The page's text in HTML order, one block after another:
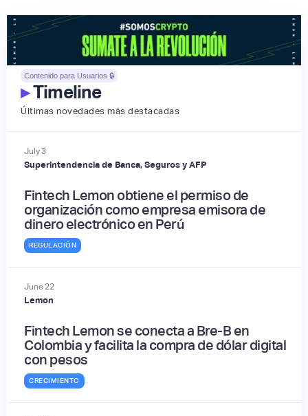
Contenido para Usuarios 🔒
▸Timeline
Últimas novedades más destacadas
July3
Superintendencia de Banca, Seguros y AFP
Fintech Lemon obtiene el permiso de
organización como empresa emisora de
dinero electrónico en Perú
REGULACIÓN
June 22
Lemon
Fintech Lemon se conecta a Bre-B en
Colombia y facilita la compra de dólar digital
con pesos
CRECIMIENTO